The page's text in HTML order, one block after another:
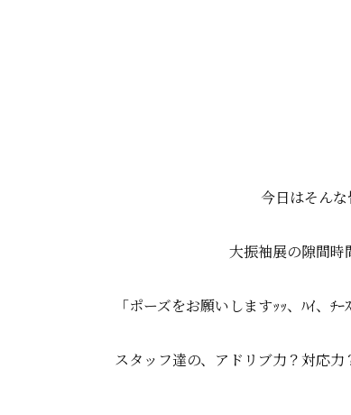
今日はそんな
大振袖展の隙間時
「ポーズをお願いしますｯｯ、ﾊｲ、
スタッフ達の、アドリブ力？対応